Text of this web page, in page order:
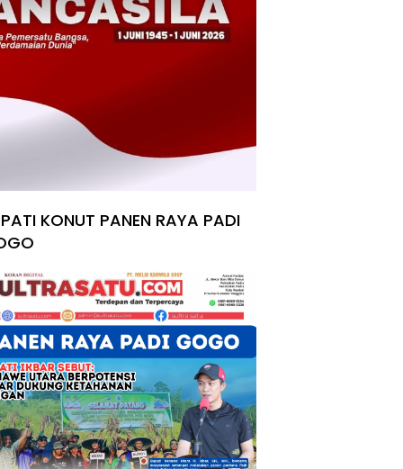
KONUT PANEN RAYA PADI